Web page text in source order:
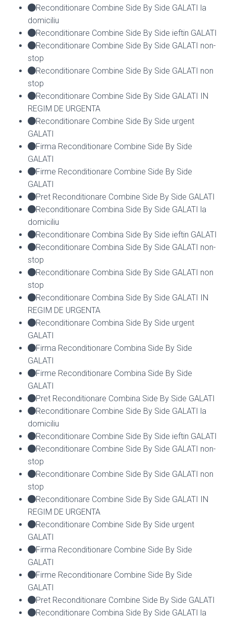
Reconditionare Combine Side By Side GALATI la
domiciliu
Reconditionare Combine Side By Side ieftin GALATI
Reconditionare Combine Side By Side GALATI non-
stop
Reconditionare Combine Side By Side GALATI non
stop
Reconditionare Combine Side By Side GALATI IN
REGIM DE URGENTA
Reconditionare Combine Side By Side urgent
GALATI
Firma Reconditionare Combine Side By Side
GALATI
Firme Reconditionare Combine Side By Side
GALATI
Pret Reconditionare Combine Side By Side GALATI
Reconditionare Combina Side By Side GALATI la
domiciliu
Reconditionare Combina Side By Side ieftin GALATI
Reconditionare Combina Side By Side GALATI non-
stop
Reconditionare Combina Side By Side GALATI non
stop
Reconditionare Combina Side By Side GALATI IN
REGIM DE URGENTA
Reconditionare Combina Side By Side urgent
GALATI
Firma Reconditionare Combina Side By Side
GALATI
Firme Reconditionare Combina Side By Side
GALATI
Pret Reconditionare Combina Side By Side GALATI
Reconditionare Combine Side By Side GALATI la
domiciliu
Reconditionare Combine Side By Side ieftin GALATI
Reconditionare Combine Side By Side GALATI non-
stop
Reconditionare Combine Side By Side GALATI non
stop
Reconditionare Combine Side By Side GALATI IN
REGIM DE URGENTA
Reconditionare Combine Side By Side urgent
GALATI
Firma Reconditionare Combine Side By Side
GALATI
Firme Reconditionare Combine Side By Side
GALATI
Pret Reconditionare Combine Side By Side GALATI
Reconditionare Combina Side By Side GALATI la